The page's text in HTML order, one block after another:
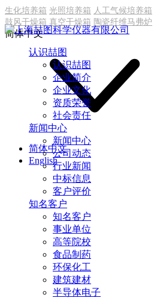
生化培养箱 光照培养箱 人工气候培养箱
鼓风干燥箱 真空干燥箱 陶瓷纤维马弗炉
简体中文
简体中文
English
认识喆图
认识喆图
企业简介
企业文化
资质荣誉
社会责任
新闻中心
新闻中心
公司动态
行业新闻
中标信息
客户评价
知名客户
知名客户
事业单位
高等院校
食品制药
环保化工
建筑建材
半导体电子